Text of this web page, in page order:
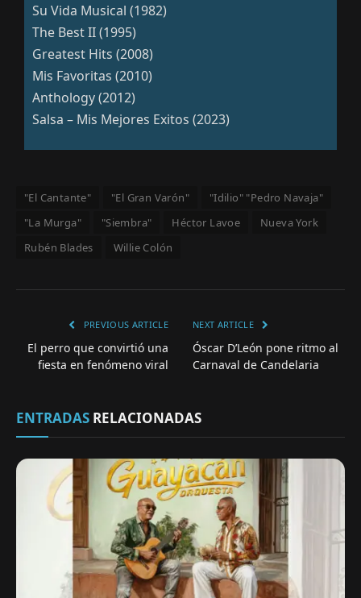
Su Vida Musical (1982)
The Best II (1995)
Greatest Hits (2008)
Mis Favoritas (2010)
Anthology (2012)
Salsa – Mis Mejores Exitos (2023)
"El Cantante" "El Gran Varón"
"Idilio" "Pedro Navaja"
"La Murga"
"Siembra" Héctor Lavoe
Nueva York
Rubén Blades
Willie Colón
PREVIOUS ARTICLE
El perro que convirtió una
fiesta en fenómeno viral
NEXT ARTICLE
Óscar D’León pone ritmo al
Carnaval de Candelaria
ENTRADAS RELACIONADAS